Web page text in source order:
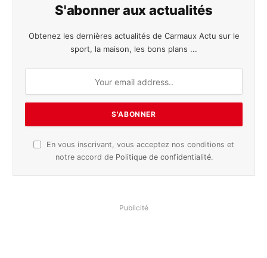
S'abonner aux actualités
Obtenez les dernières actualités de Carmaux Actu sur le
sport, la maison, les bons plans ...
En vous inscrivant, vous acceptez nos conditions et
notre accord de Politique de confidentialité.
Publicité